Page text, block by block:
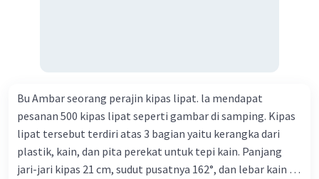
Bu Ambar seorang perajin kipas lipat. la mendapat
pesanan 500 kipas lipat seperti gambar di samping. Kipas
lipat tersebut terdiri atas 3 bagian yaitu kerangka dari
plastik, kain, dan pita perekat untuk tepi kain. Panjang
jari-jari kipas 21 cm, sudut pusatnya 162°, dan lebar kain 14